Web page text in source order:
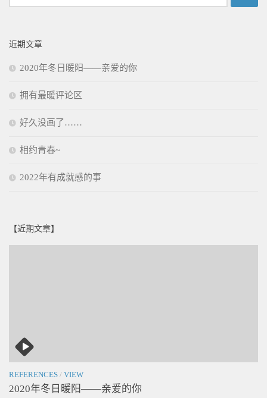
索：
近期文章
2020年冬日暖阳——亲爱的你
拥有最暖评论区
好久没画了……
相约青春~
2022年有成就感的事
【近期文章】
REFERENCES / VIEW
2020年冬日暖阳——亲爱的你